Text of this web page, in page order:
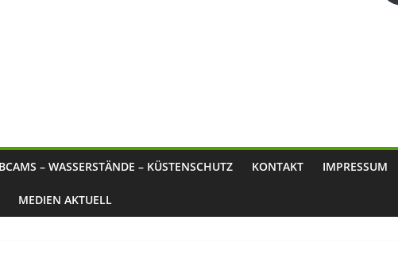
– WASSERSTÄNDE – KÜSTENSCHUTZ KONTAKT IMPRESSUM
MEDIEN AKTUELL